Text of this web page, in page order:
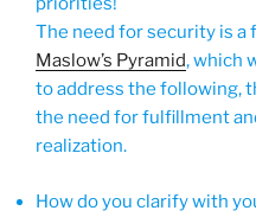
The need for security is a
Maslow’s Pyramid, which
to address the following,
the need for fulfillment
realization.
How do you clarify with